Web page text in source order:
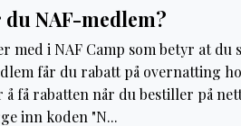
du NAF-medlem?
med i NAF Camp som betyr at du
får du rabatt på overnatting
å få rabatten når du bestiller på
inn koden "N...